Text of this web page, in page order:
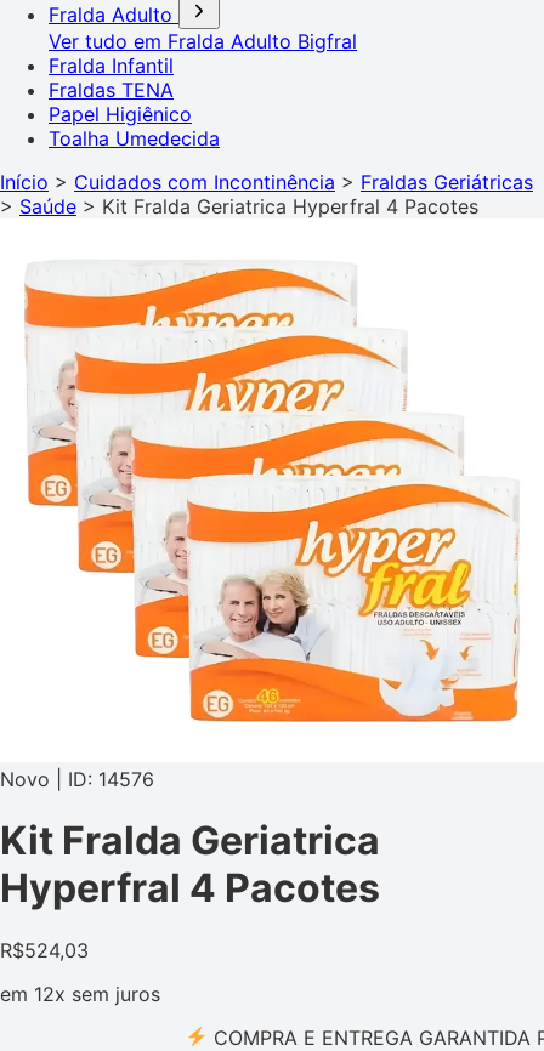
Fralda Adulto
Ver tudo em Fralda Adulto Bigfral
Fralda Infantil
Fraldas TENA
Papel Higiênico
Toalha Umedecida
Início > Cuidados com Incontinência > Fraldas Geriátricas
> Saúde > Kit Fralda Geriatrica Hyperfral 4 Pacotes
Novo | ID: 14576
Kit Fralda Geriatrica
Hyperfral 4 Pacotes
R$524,03
em 12x sem juros
COMPRA E ENTREGA GARANTIDA PELO